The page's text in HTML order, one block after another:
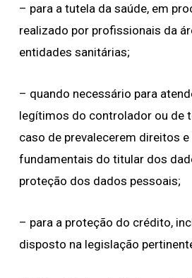
– para a tutela da saúde, em
realizado por profissionais da
entidades sanitárias;
– quando necessário para
legítimos do controlador ou de
caso de prevalecerem direitos
fundamentais do titular dos
proteção dos dados pessoais;
– para a proteção do crédito,
disposto na legislação